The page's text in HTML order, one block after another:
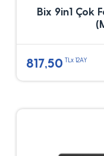
Bix 9in1 Çok
817,50 TLx 12AY